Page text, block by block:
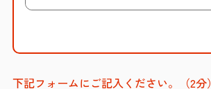
下記フォームにご記入ください。（2分）